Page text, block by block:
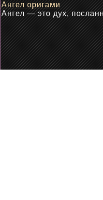
Ангел оригами
Ангел — это дух,